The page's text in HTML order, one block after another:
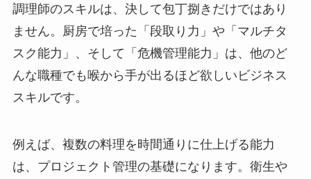
調理師のスキルは、決して包丁捌きだけではあり
ません。厨房で培った「段取り力」や「マルチタ
スク能力」、そして「危機管理能力」は、他のど
んな職種でも喉から手が出るほど欲しいビジネス
スキルです。
例えば、複数の料理を時間通りに仕上げる能力
は、プロジェクト管理の基礎になります。衛生や